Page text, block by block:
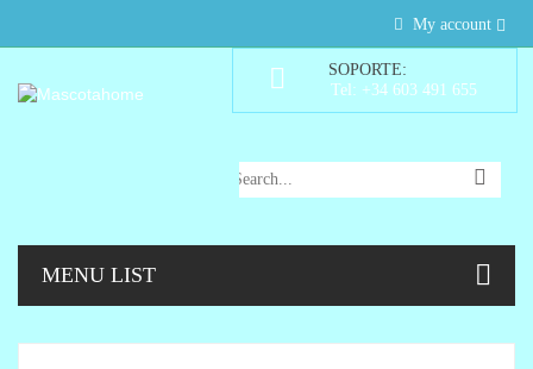
My account
SOPORTE:
Tel: +34 603 491 655
MENU LIST